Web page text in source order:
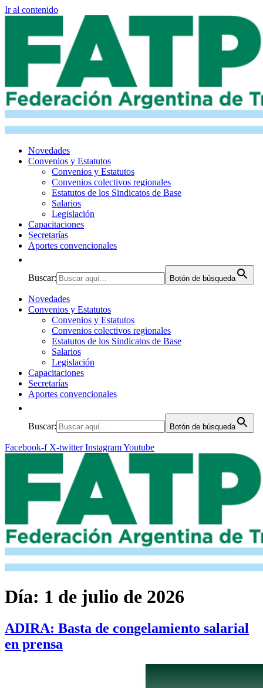
Ir al contenido
Novedades
Convenios y Estatutos
Convenios y Estatutos
Convenios colectivos regionales
Estatutos de los Sindicatos de Base
Salarios
Legislación
Capacitaciones
Secretarías
Aportes convencionales
Buscar: Botón de búsqueda
Novedades
Convenios y Estatutos
Convenios y Estatutos
Convenios colectivos regionales
Estatutos de los Sindicatos de Base
Salarios
Legislación
Capacitaciones
Secretarías
Aportes convencionales
Buscar: Botón de búsqueda
Facebook-f X-twitter InstagramYoutube
Día: 1 de julio de 2026
ADIRA: Basta de congelamiento salarial
en prensa